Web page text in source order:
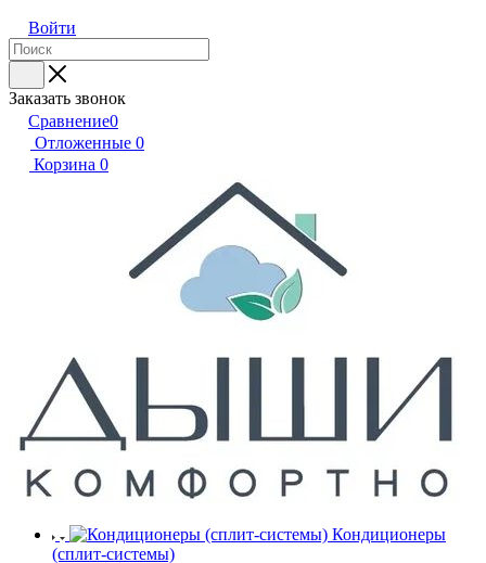
Войти
Заказать звонок
Сравнение0
Отложенные 0
Корзина 0
Кондиционеры
(сплит-системы)